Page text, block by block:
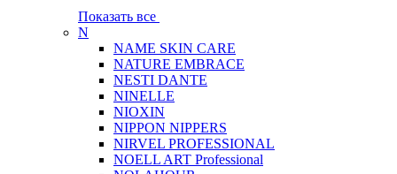
Показать все
N
NAME SKIN CARE
NATURE EMBRACE
NESTI DANTE
NINELLE
NIOXIN
NIPPON NIPPERS
NIRVEL PROFESSIONAL
NOELL ART Professional